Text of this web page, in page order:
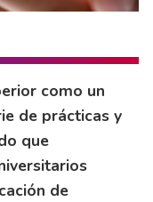
como un
de prácticas y
que
de